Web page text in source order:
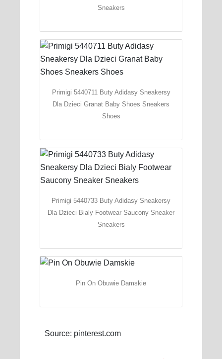
Sneakers
Primigi 5440711 Buty Adidasy Sneakersy
Dla Dzieci Granat Baby Shoes Sneakers
Shoes
Primigi 5440733 Buty Adidasy Sneakersy
Dla Dzieci Bialy Footwear Saucony Sneaker
Sneakers
Pin On Obuwie Damskie
Source: pinterest.com